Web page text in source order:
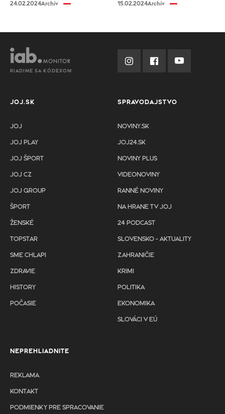
24.02.2024Archív 15.02.2024Archív
RIADIME SA KÓDEXOM
JOJ.SK
JOJ
JOJ PLAY
JOJ ŠPORT
JOJ CZ
JOJ GROUP
ŠPORT
ŽENSKÉ
TOPSTAR
SME CHLAPI
ZDRAVIE
HISTORY
POČASIE
SPRAVODAJSTVO
NOVINY.SK
JOJ24.SK
NOVINY PLUS
VIDEONOVINY
RANNÉ NOVINY
NA HRANE TV JOJ
24 PODCAST
SLOVENSKO - AKTUALITY
ZAHRANIČIE
KRIMI
POLITIKA
EKONOMIKA
SLOVÁCI V EÚ
NEPREHLIADNITE
REKLAMA
KONTAKT
PODMIENKY PRE SPRACOVANIE